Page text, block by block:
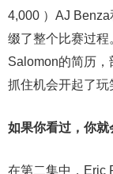
4,000 ）AJ
缀了整个比赛过
Salomon的简历，
抓住机会开起了玩
如果你看过，你就
在第二集中，Eric